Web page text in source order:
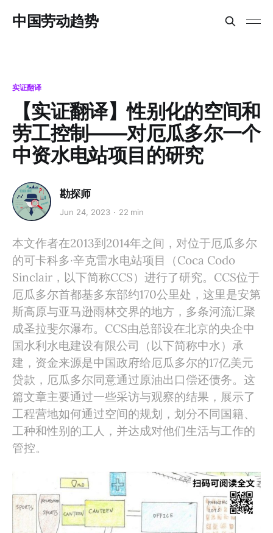
中国劳动趋势
实证翻译
【实证翻译】性别化的空间和
劳工控制——对厄瓜多尔一个
中资水电站项目的研究
勘探师
Jun 24, 2023 22 min
本文作者在2013到2014年之间，对位于厄瓜多尔
的可卡科多·辛克雷水电站项目（Coca Codo
Sinclair，以下简称CCS）进行了研究。CCS位于
厄瓜多尔首都基多东部约170公里处，这里是安第
斯高原与亚马逊雨林交界的地方，多条河流汇聚
成圣拉斐尔瀑布。CCS由总部设在北京的央企中
国水利水电建设有限公司（以下简称中水）承
建，资金来源是中国政府给厄瓜多尔的17亿美元
贷款，厄瓜多尔同意通过原油出口偿还债务。这
篇文章主要通过一些采访与观察的结果，展示了
工程营地如何通过空间的规划，划分不同国籍、
工种和性别的工人，并达成对他们生活与工作的
管控。